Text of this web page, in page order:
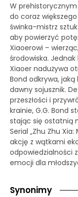
W
do coraz
świnka-mistrz
aby powierzyć
Xiaoerowi –
środowiska.
Xiaoer nadużywa
Bond odkrywa,
dawny sojusznik.
przeszłości i
krainie, G.G. Bond
stając się ostatnią
Serial „Zhu Zhu
akcję z wątkami
odpowiedzialności
emocji dla
Synonimy